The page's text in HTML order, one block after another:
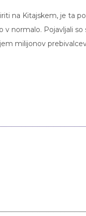
na Kitajskem, je ta
v normalo. Pojavljali
milijonov